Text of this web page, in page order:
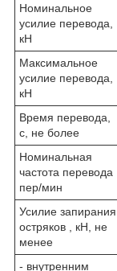
Номинальное
усилие перевода,
кН
Максимальное
усилие перевода,
кН
Время перевода,
с, не более
Номинальная
частота перевода
пер/мин
Усилие запирания
остряков , кН, не
менее
- внутренним